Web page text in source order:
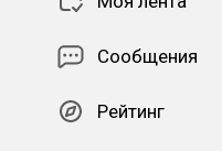
Сообщения
Рейтинг